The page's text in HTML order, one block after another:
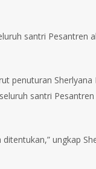
santri Pesantren
penuturan
santri
ungkap